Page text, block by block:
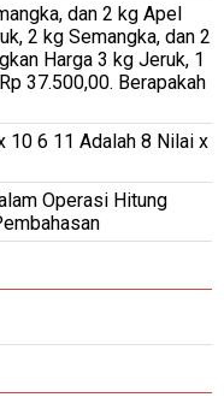
dan 2 kg Apel
2 kg Semangka, dan 2
Harga 3 kg Jeruk, 1
37.500,00. Berapakah
10 6 11 Adalah 8 Nilai x
Operasi Hitung